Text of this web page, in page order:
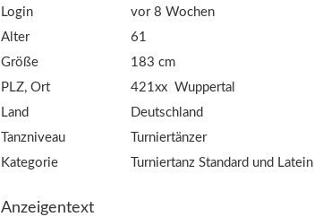
Login
vor 8 Wochen
Alter
61
Größe
183 cm
PLZ, Ort
421xx Wuppertal
Land
Deutschland
Tanzniveau
Turniertänzer
Kategorie
Turniertanz Standard und Latein
Anzeigentext